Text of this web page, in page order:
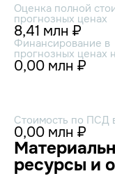
Оценка полной
прогнозных ценах
8,41 млн ₽
Финансирование в
прогнозных ценах
0,00 млн ₽
Стоимость по ПСД
0,00 млн ₽
ресурсы и